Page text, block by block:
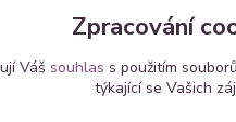
v kategoriích
Prsteny se
krystaly
Zpracování
Váš souhlas s použitím
týkající se Vašich